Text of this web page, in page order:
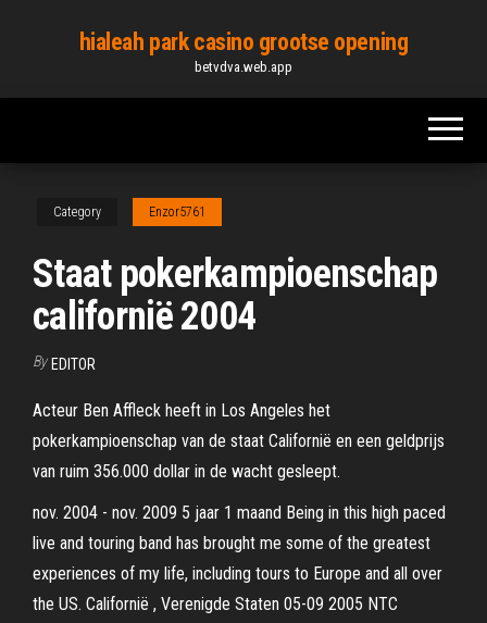
content
hialeah park casino grootse opening
betvdva.web.app
Category Enzor5761
Staat pokerkampioenschap
californië 2004
By EDITOR
Acteur Ben Affleck heeft in Los Angeles het
pokerkampioenschap van de staat Californië en een geldprijs
van ruim 356.000 dollar in de wacht gesleept.
nov. 2004 - nov. 2009 5 jaar 1 maand Being in this high paced
live and touring band has brought me some of the greatest
experiences of my life, including tours to Europe and all over
the US. Californië , Verenigde Staten 05-09 2005 NTC